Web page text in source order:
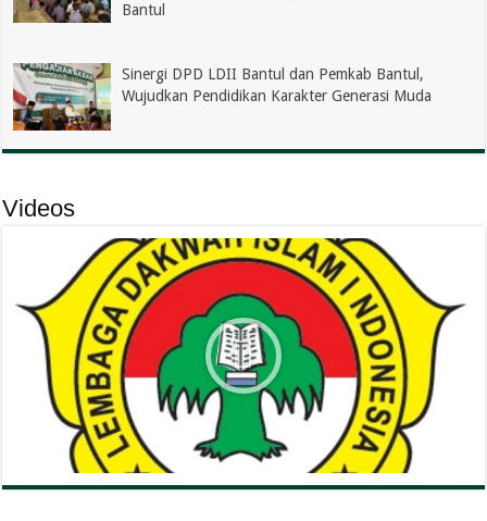
Bantul
Sinergi DPD LDII Bantul dan Pemkab Bantul,
Wujudkan Pendidikan Karakter Generasi Muda
Videos